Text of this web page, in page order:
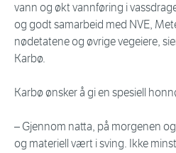
vann og økt vannføring i
og godt samarbeid med NVE,
nødetatene og øvrige vegeiere,
Karbø.
Karbø ønsker å gi en spesiell
– Gjennom natta, på morgenen
og materiell vært i sving. Ikke